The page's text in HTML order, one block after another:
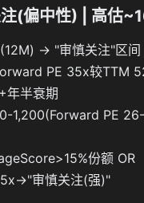
(偏中性) | 高估
→ "审慎关注"区间
PE 35x较TTM
年半衰期
1,200(Forward PE
份额 OR
审慎关注(强)"